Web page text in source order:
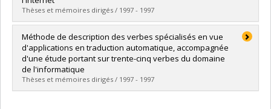
Thèses et mémoires dirigés / 1997 - 1997
Diplômé(e) :Meynard, Isabelle
Cycle :Maîtrise
Diplôme obtenu :M.A.
Lien vers le document dans Papyrus
Méthode de description des verbes spécialisés en vue
d'applications en traduction automatique, accompagnée
d'une étude portant sur trente-cinq verbes du domaine
de l'informatique
Thèses et mémoires dirigés / 1997 - 1997